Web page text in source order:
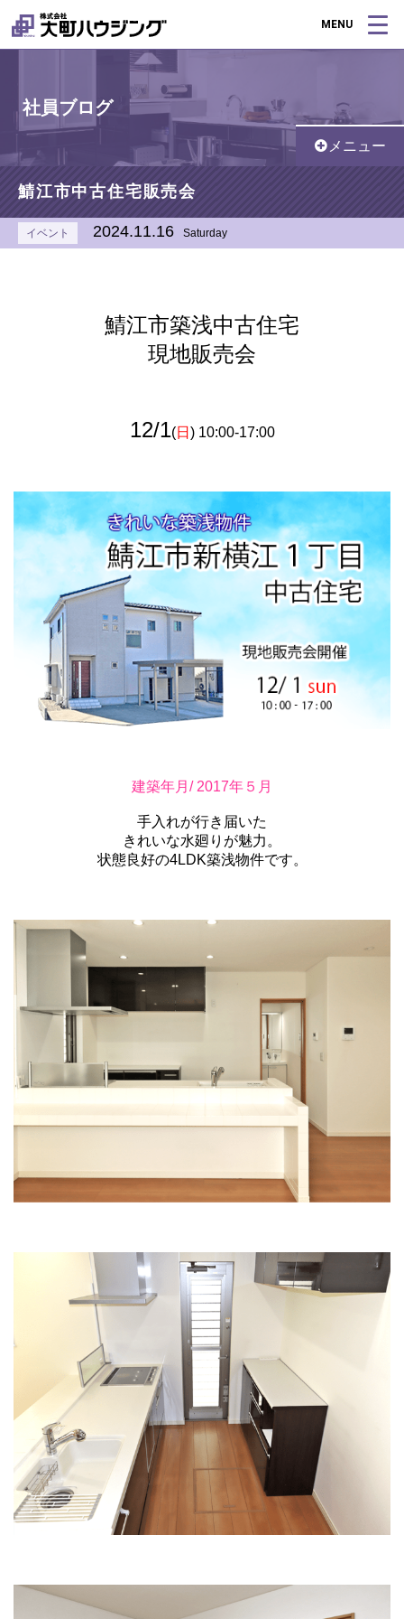
MENU
社員ブログ
メニュー
鯖江市中古住宅販売会
イベント 2024.11.16 Saturday
鯖江市築浅中古住宅
現地販売会
12/1(日 ) 10:00-17:00
建築年月/ 2017年５月
手入れが行き届いた
きれいな水廻りが魅力。
状態良好の4LDK築浅物件です。